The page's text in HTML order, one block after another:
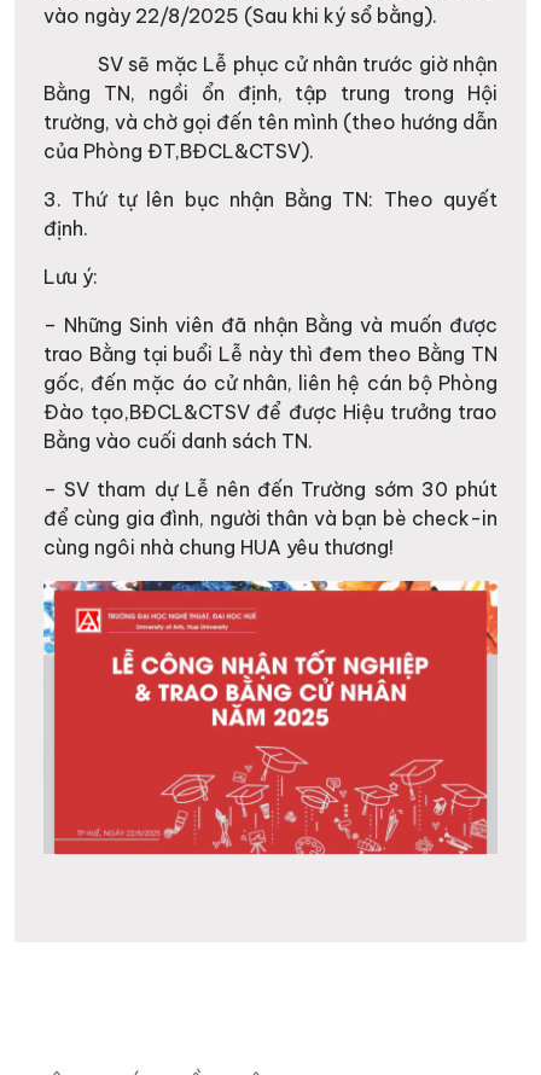
vào ngày 22/8/2025 (Sau khi ký sổ bằng).
SV sẽ mặc Lễ phục cử nhân trước giờ nhận
Bằng TN, ngồi ổn định, tập trung trong Hội
trường, và chờ gọi đến tên mình (theo hướng dẫn
của Phòng ĐT,BĐCL&CTSV).
3. Thứ tự lên bục nhận Bằng TN: Theo quyết
định.
Lưu ý:
– Những Sinh viên đã nhận Bằng và muốn được
trao Bằng tại buổi Lễ này thì đem theo Bằng TN
gốc, đến mặc áo cử nhân, liên hệ cán bộ Phòng
Đào tạo,BĐCL&CTSV để được Hiệu trưởng trao
Bằng vào cuối danh sách TN.
– SV tham dự Lễ nên đến Trường sớm 30 phút
để cùng gia đình, người thân và bạn bè check-in
cùng ngôi nhà chung HUA yêu thương!